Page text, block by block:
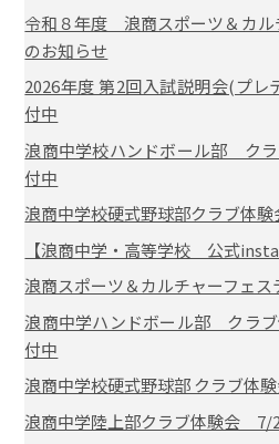
令和８年度 浪商スポーツ＆カル
のお知らせ
2026年度 第2回入試説明会(プ
付中
浪商中学校ハンドボール部 ク
付中
浪商中学校硬式野球部クラブ体
【浪商中学・高等学校 公式
浪商スポーツ＆カルチャーフェ
浪商中学ハンドボール部 クラ
付中
浪商中学校硬式野球部 クラブ体
浪商中学陸上部クラブ体験会